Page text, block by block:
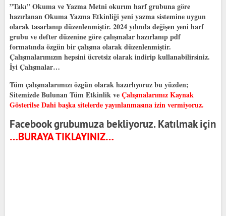
”Takı” Okuma ve Yazma Metni okurım harf grubuna göre
hazırlanan Okuma Yazma Etkinliği yeni yazma sistemine uygun
olarak tasarlanıp düzenlenmiştir. 2024 yılında değişen yeni harf
grubu ve defter düzenine göre çalışmalar hazırlanıp pdf
formatında özgün bir çalışma olarak düzenlenmiştir.
Çalışmalarımızın hepsini ücretsiz olarak indirip kullanabilirsiniz.
İyi Çalışmalar…
Tüm çalışmalarımızı özgün olarak hazırlıyoruz bu yüzden;
Sitemizde Bulunan Tüm Etkinlik veÇalışmalarımız Kaynak
Gösterilse Dahi başka sitelerde yayınlanmasına izin vermiyoruz.
Facebook grubumuza bekliyoruz. Katılmak için
…BURAYA TIKLAYINIZ…